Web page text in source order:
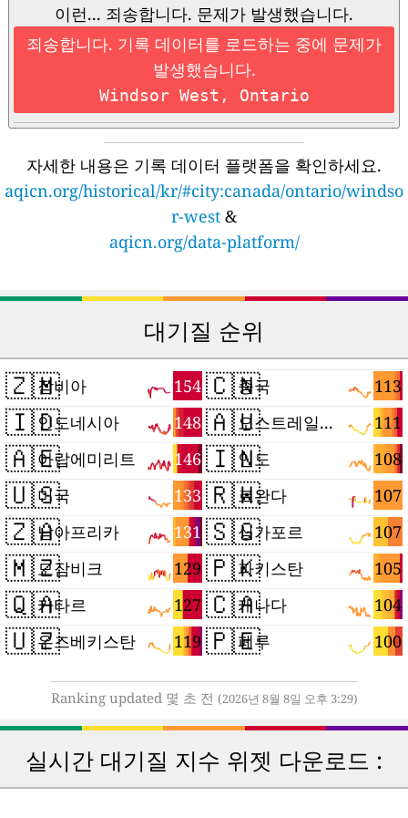
이런... 죄송합니다. 문제가 발생했습니다.
죄송합니다. 기록 데이터를 로드하는 중에 문제가
발생했습니다.
Windsor West, Ontario
자세한 내용은 기록 데이터 플랫폼을 확인하세요.
aqicn.org/historical/kr/#city:canada/ontario/windso
r-west &
aqicn.org/data-platform/
대기질 순위
🇿🇲 154
잠비아
🇮🇩 148
인도네시아
🇦🇪 146
아랍에미리트
🇺🇸 133
미국
🇿🇦 131
남아프리카
🇲🇿 129
모잠비크
🇶🇦 127
카타르
🇺🇿 119
우즈베키스탄
🇨🇳 113
중국
🇦🇺 111
오스트레일리아
🇮🇳 108
인도
🇷🇼 107
르완다
🇸🇬 107
싱가포르
🇵🇰 105
파키스탄
🇨🇦 104
캐나다
🇵🇪 100
페루
Ranking updated 몇 초 전 (2026년 8월 8일 오후 3:29)
실시간 대기질 지수 위젯 다운로드 :